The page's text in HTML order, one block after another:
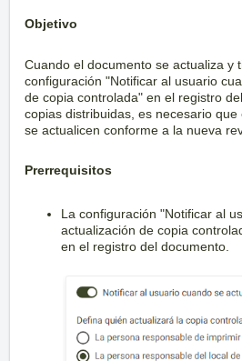
Objetivo
Cuando el documento se actualiza y
configuración "Notificar al usuario
de copia controlada" en el registro
copias distribuidas, es necesario
se actualicen conforme a la nueva
Prerrequisitos
La configuración "Notificar al
actualización de copia
en el registro del documento.